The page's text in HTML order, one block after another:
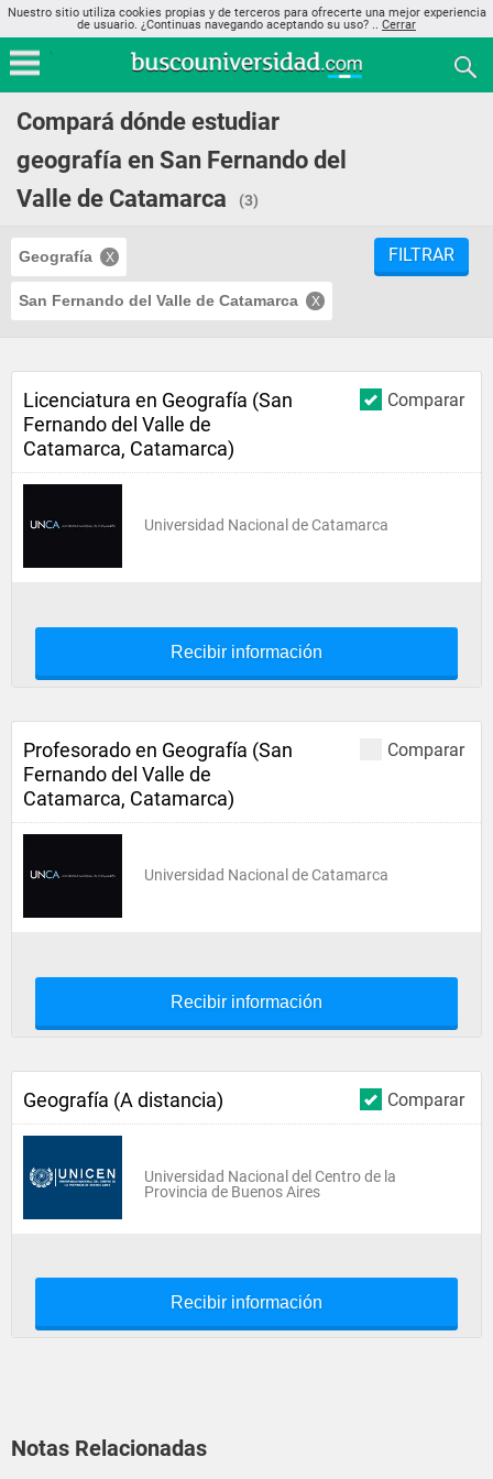
Nuestro sitio utiliza cookies propias y de terceros para ofrecerte una mejor experiencia
de usuario. ¿Continuas navegando aceptando su uso? .. Cerrar
Compará dónde estudiar
geografía en San Fernando del
Valle de Catamarca
(3)
Geografía
San Fernando del Valle de Catamarca
FILTRAR
Comparar
Licenciatura en Geografía (San
Fernando del Valle de
Catamarca, Catamarca)
Universidad Nacional de Catamarca
Recibir información
Comparar
Profesorado en Geografía (San
Fernando del Valle de
Catamarca, Catamarca)
Universidad Nacional de Catamarca
Recibir información
Comparar
Geografía (A distancia)
Universidad Nacional del Centro de la
Provincia de Buenos Aires
Recibir información
Notas Relacionadas